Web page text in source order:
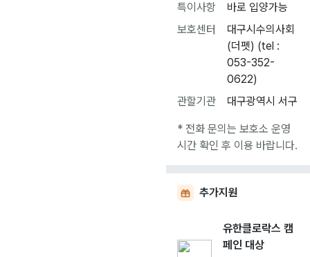
특이사항
바로 입양가능
보호센터
대구시수의사회
(더펫) (tel :
053-352-
0622)
관할기관
대구광역시 서구
* 전화 문의는 보호소 운영
시간 확인 후 이용 바랍니다.
추가지원
유한클로락스 캠
페인 대상